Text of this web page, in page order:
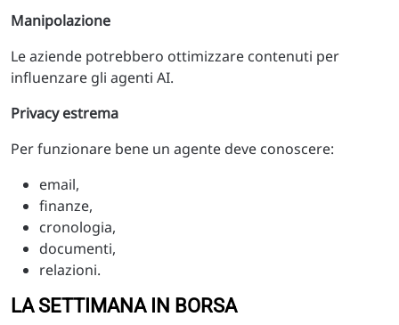
Manipolazione
Le aziende potrebbero ottimizzare contenuti per
influenzare gli agenti AI.
Privacy estrema
Per funzionare bene un agente deve conoscere:
email,
finanze,
cronologia,
documenti,
relazioni.
LA SETTIMANA IN BORSA